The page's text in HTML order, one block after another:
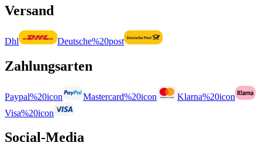
Versand
Dhl Deutsche%20post
Zahlungsarten
Paypal%20icon Mastercard%20icon
Klarna%20icon
Visa%20icon
Social-Media